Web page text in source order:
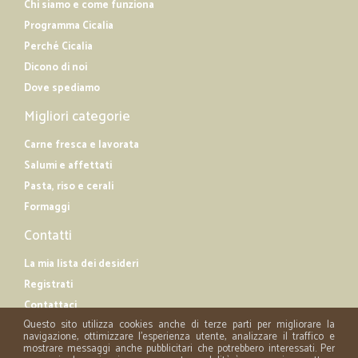
Chi siamo e come funziona
Programma Cicalia
Perché Cicalia
Dicono di noi
Dove spediamo
Migliori categorie
Carne fresca e lavorata
Salumi e affettati
Pasta, riso e cerali
Formaggi
Contatti
La mia lista dei desideri
Registrati
Contattaci
Questo sito utilizza cookies anche di terze parti per migliorare la
navigazione, ottimizzare l'esperienza utente, analizzare il traffico e
mostrare messaggi anche pubblicitari che potrebbero interessati. Per